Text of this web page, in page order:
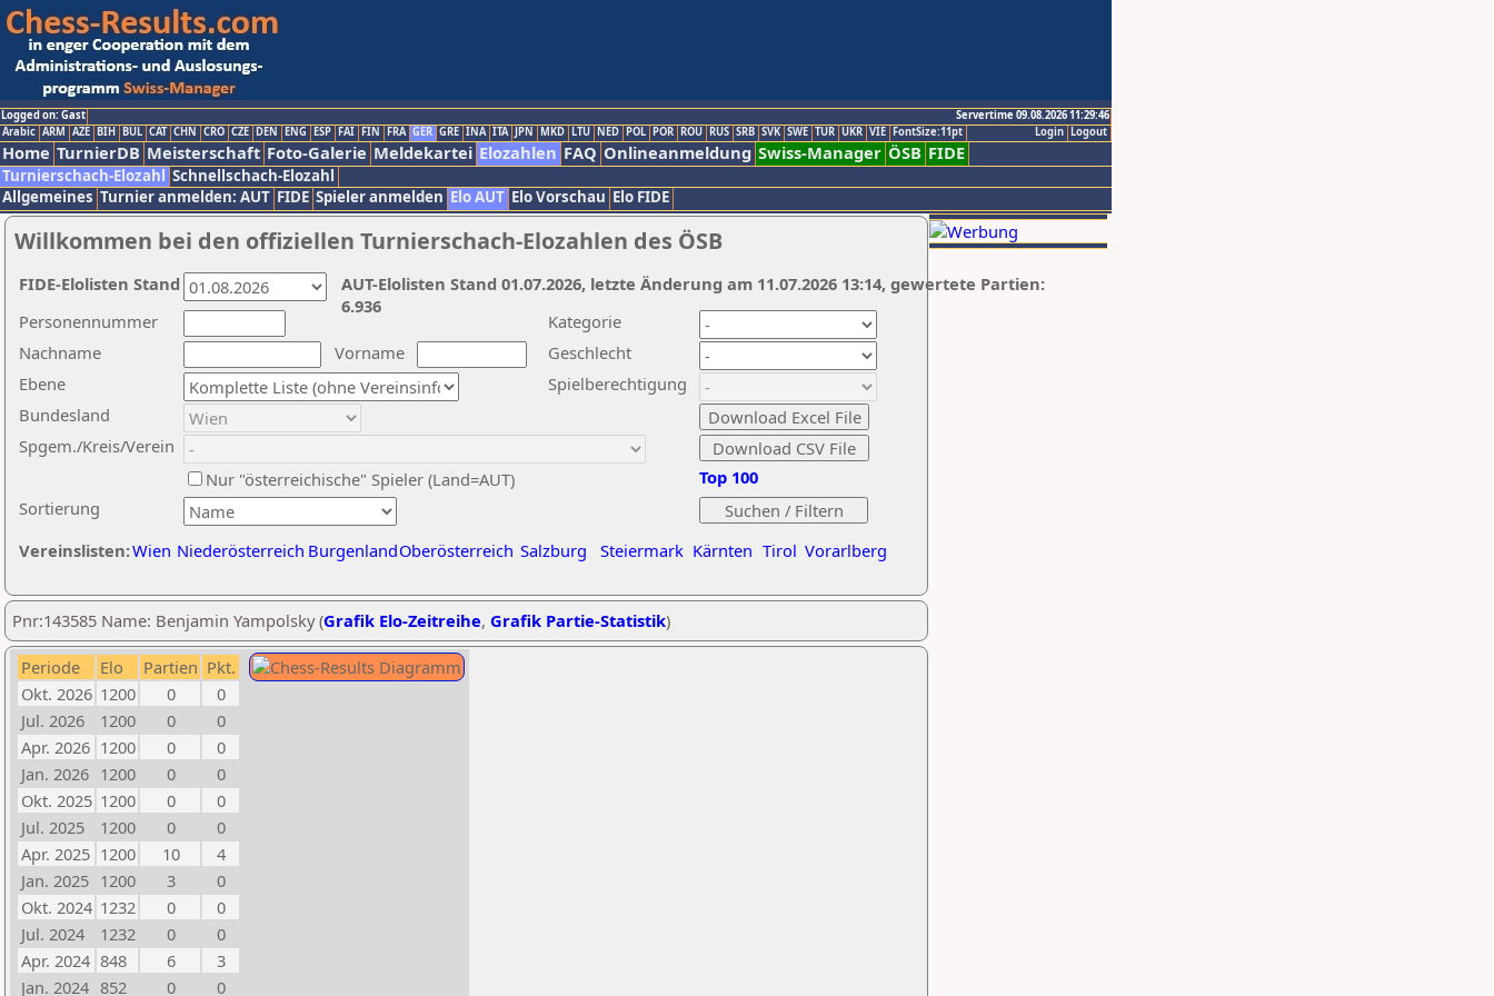
Logged on: Gast
Servertime 09.08.2026 11:29:46
Logout
Login
Arabic ARM AZE BIH BUL CAT CHN CRO CZE DEN ENG ESP FAI FIN FRA GER GRE INA ITA JPN MKD LTU NED POL POR ROU RUS SRB SVK SWE TUR UKR VIE FontSize:11pt
Home TurnierDB Meisterschaft Foto-Galerie Meldekartei Elozahlen FAQ Onlineanmeldung Swiss-Manager ÖSB FIDE
Turnierschach-Elozahl Schnellschach-Elozahl
Allgemeines Turnier anmelden: AUT FIDE Spieler anmelden Elo AUT Elo Vorschau Elo FIDE
Willkommen bei den offiziellen Turnierschach-Elozahlen des ÖSB
Nachname
Vorname
Ebene
Kategorie
Sortierung
Personennummer
Bundesland
Spgem./Kreis/Verein
Geschlecht
Nur "österreichische" Spieler (Land=AUT)
Spielberechtigung
Vereinslisten:Wien Niederösterreich BurgenlandOberösterreich Salzburg Steiermark Kärnten Tirol Vorarlberg
Top 100
AUT-Elolisten Stand 01.07.2026, letzte Änderung am 11.07.2026 13:14, gewertete Partien:
6.936
FIDE-Elolisten Stand
Pnr:143585 Name: Benjamin Yampolsky (Grafik Elo-Zeitreihe, Grafik Partie-Statistik)
Periode Elo Partien Pkt.
Okt. 2026 1200 0
0
Jul. 2026
1200 0
0
Apr. 2026 1200 0
0
Jan. 2026 1200 0
0
Okt. 2025 1200 0
0
Jul. 2025
1200 0
0
Apr. 2025 1200 10
4
Jan. 2025 1200 3
0
Okt. 2024 1232 0
0
Jul. 2024
1232 0
0
Apr. 2024 848 6
3
Jan. 2024 852 0 0